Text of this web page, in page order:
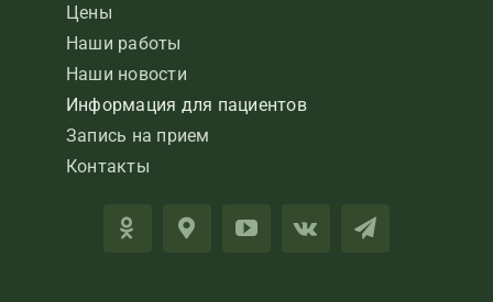
Цены
Наши работы
Наши новости
Информация для пациентов
Запись на прием
Контакты